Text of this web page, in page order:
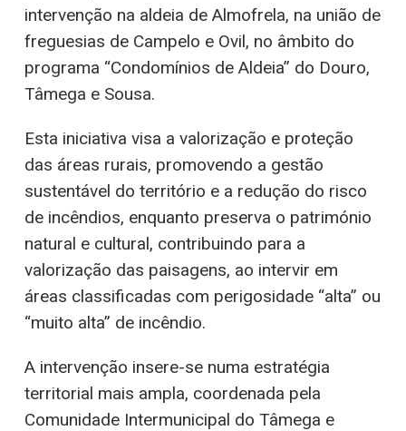
intervenção na aldeia de Almofrela, na união de
freguesias de Campelo e Ovil, no âmbito do
programa “Condomínios de Aldeia” do Douro,
Tâmega e Sousa.
Esta iniciativa visa a valorização e proteção
das áreas rurais, promovendo a gestão
sustentável do território e a redução do risco
de incêndios, enquanto preserva o património
natural e cultural, contribuindo para a
valorização das paisagens, ao intervir em
áreas classificadas com perigosidade “alta” ou
“muito alta” de incêndio.
A intervenção insere-se numa estratégia
territorial mais ampla, coordenada pela
Comunidade Intermunicipal do Tâmega e